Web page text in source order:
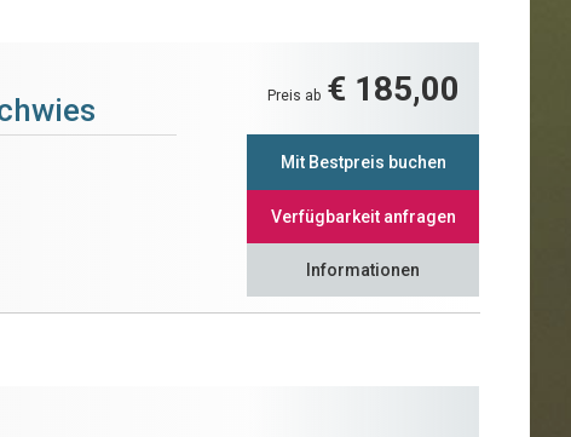
Preis ab € 185,00
Mit Bestpreis buchen
Verfügbarkeit anfragen
Informationen